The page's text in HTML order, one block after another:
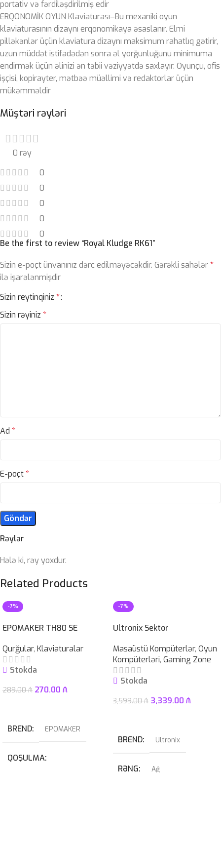
portativ və fərdiləşdirilmiş edir
ERQONOMİK OYUN Klaviaturası–Bu mexaniki oyun
klaviaturasının dizaynı erqonomikaya əsaslanır. Elmi
pilləkənlər üçün klaviatura dizaynı maksimum rahatlıq gətirir,
uzun müddət istifadədən sonra əl yorğunluğunu minimuma
endirmək üçün əlinizi ən təbii vəziyyətdə saxlayır. Oyunçu, ofis
işçisi, kopirayter, mətbəə müəllimi və redaktorlar üçün
mükəmməldir
Müştəri rəyləri
0 rəy
0
0
0
0
0
Rəylər
Hələ ki, rəy yoxdur.
Be the first to review “Royal Kludge RK61”
Sizin e-poçt ünvanınız dərc edilməyəcəkdir. Gərəkli sahələr*
ilə işarələnmişdir
Sizin reytinqiniz *
Sizin rəyiniz *
Ad *
E-poçt*
Related Products
-7%
EPOMAKER TH80 SE
Qurğular, Klaviaturalar
Stokda
289.00₼ 270.00 ₼
BREND EPOMAKER
QOŞULMA
-7%
Ultronix Sektor
Masaüstü Kompüterlər, Oyun
Kompüterləri, Gaming Zone
Stokda
3,599.00₼ 3,339.00 ₼
BREND Ultronix
RƏNG Ağ